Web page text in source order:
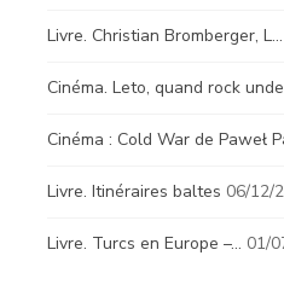
Livre. Christian Bromberger, L…
Cinéma. Leto, quand rock
Cinéma : Cold War de Paweł
Livre. Itinéraires baltes 06/12/
Livre. Turcs en Europe –… 01/